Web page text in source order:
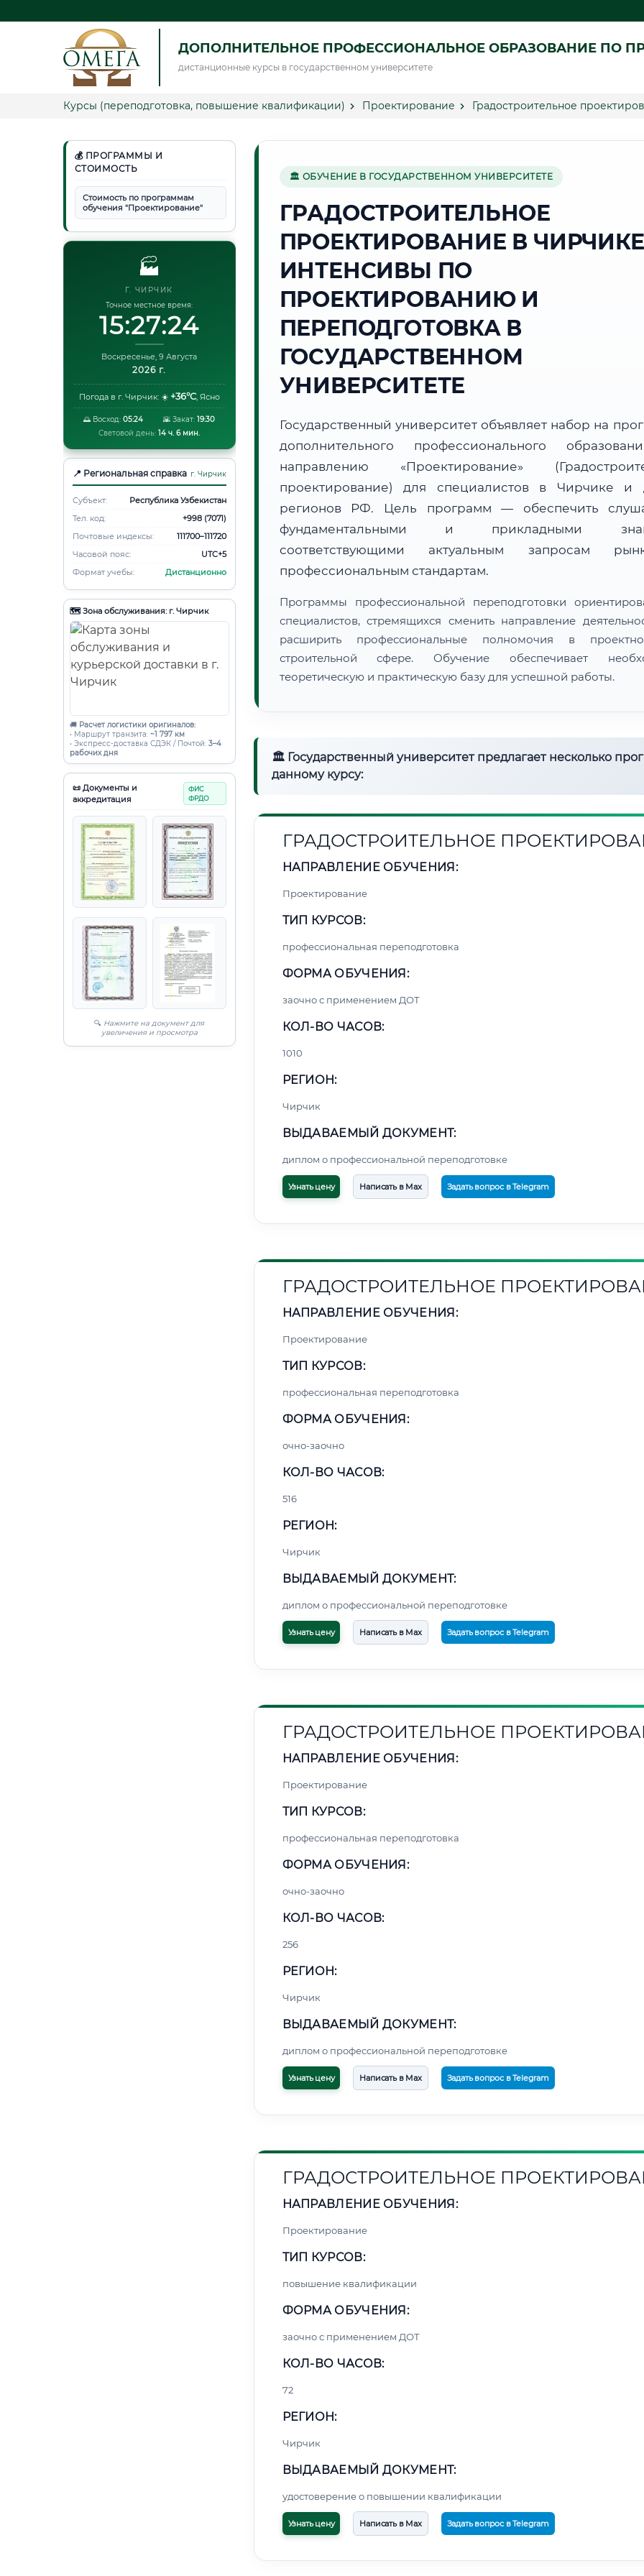
ДОПОЛНИТЕЛЬНОЕ ПРОФЕССИОНАЛЬНОЕ ОБРАЗОВАНИЕ ПО
дистанционные курсы в государственном университете
Курсы (переподготовка, повышение квалификации) Проектирование Градостроительное
💰 ПРОГРАММЫ И
СТОИМОСТЬ
Стоимость по программам
обучения "Проектирование"
🏭
Г. ЧИРЧИК
Точное местное время:
15:27:25
Воскресенье, 9 Августа
2026 г.
Погода в г. Чирчик: ☀️ +36°C, Ясно
🌅 Восход:05:24 🌇 Закат: 19:30
Световой день: 14 ч. 6 мин.
📍 Региональная справка г. Чирчик
Субъект:
Республика Узбекистан
Тел. код:
+998 (7071)
Почтовые индексы:
111700–111720
Часовой пояс:
UTC+5
Формат учебы:
Дистанционно
🗺️ Зона обслуживания: г. Чирчик
🚚 Расчет логистики оригиналов:
• Маршрут транзита: ~1 797 км
• Экспресс-доставка СДЭК / Почтой: 3–4
рабочих дня
📜 Документы и
аккредитация
ФИС
ФРДО
🔍 Нажмите на документ для
увеличения и просмотра
🏛 ОБУЧЕНИЕ В ГОСУДАРСТВЕННОМ УНИВЕРСИТЕТЕ
ГРАДОСТРОИТЕЛЬНОЕ
ПРОЕКТИРОВАНИЕ В
ИНТЕНСИВЫ ПО
ПРОЕКТИРОВАНИЮ И
ПЕРЕПОДГОТОВКА В
ГОСУДАРСТВЕННОМ
УНИВЕРСИТЕТЕ
Государственный университет объявляет набор на
дополнительного профессионального
направлению «Проектирование»
проектирование) для специалистов в Чирчике и
регионов РФ. Цель программ — обеспечить
фундаментальными и прикладными
соответствующими актуальным запросам
профессиональным стандартам.
Программы профессиональной переподготовки
специалистов, стремящихся сменить направление
расширить профессиональные полномочия в
строительной сфере. Обучение обеспечивает
теоретическую и практическую базу для успешной работы.
🏛 Государственный университет предлагает несколько
данному курсу:
ГРАДОСТРОИТЕЛЬНОЕ
НАПРАВЛЕНИЕ ОБУЧЕНИЯ:
Проектирование
ТИП КУРСОВ:
профессиональная переподготовка
ФОРМА ОБУЧЕНИЯ:
заочно с применением ДОТ
КОЛ-ВО ЧАСОВ:
1010
РЕГИОН:
Чирчик
ВЫДАВАЕМЫЙ ДОКУМЕНТ:
диплом о профессиональной переподготовке
Узнать цену Написать в Max Задать вопрос в Telegram
ГРАДОСТРОИТЕЛЬНОЕ
НАПРАВЛЕНИЕ ОБУЧЕНИЯ:
Проектирование
ТИП КУРСОВ:
профессиональная переподготовка
ФОРМА ОБУЧЕНИЯ:
очно-заочно
КОЛ-ВО ЧАСОВ:
516
РЕГИОН:
Чирчик
ВЫДАВАЕМЫЙ ДОКУМЕНТ:
диплом о профессиональной переподготовке
Узнать цену Написать в Max Задать вопрос в Telegram
ГРАДОСТРОИТЕЛЬНОЕ
НАПРАВЛЕНИЕ ОБУЧЕНИЯ:
Проектирование
ТИП КУРСОВ:
профессиональная переподготовка
ФОРМА ОБУЧЕНИЯ:
очно-заочно
КОЛ-ВО ЧАСОВ:
256
РЕГИОН:
Чирчик
ВЫДАВАЕМЫЙ ДОКУМЕНТ:
диплом о профессиональной переподготовке
Узнать цену Написать в Max Задать вопрос в Telegram
ГРАДОСТРОИТЕЛЬНОЕ
НАПРАВЛЕНИЕ ОБУЧЕНИЯ:
Проектирование
ТИП КУРСОВ:
повышение квалификации
ФОРМА ОБУЧЕНИЯ:
заочно с применением ДОТ
КОЛ-ВО ЧАСОВ:
72
РЕГИОН:
Чирчик
ВЫДАВАЕМЫЙ ДОКУМЕНТ:
удостоверение о повышении квалификации
Узнать цену Написать в Max Задать вопрос в Telegram